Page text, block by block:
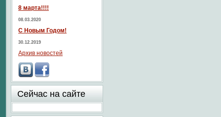
8 марта!!!!
08.03.2020
С Новым Годом!
30.12.2019
Архив новостей
Сейчас на сайте